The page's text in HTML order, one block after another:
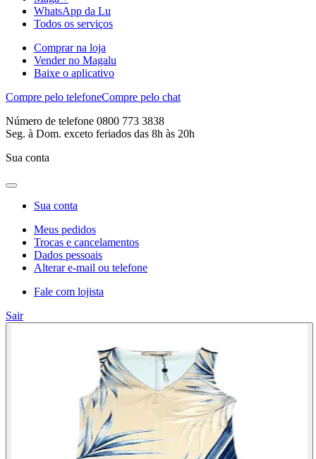
WhatsApp da Lu
Todos os serviços
Comprar na loja
Vender no Magalu
Baixe o aplicativo
Compre pelo telefoneCompre pelo chat
Número de telefone 0800 773 3838
Seg. à Dom. exceto feriados das 8h às 20h
Sua conta
Sua conta
Meus pedidos
Trocas e cancelamentos
Dados pessoais
Alterar e-mail ou telefone
Fale com lojista
Sair